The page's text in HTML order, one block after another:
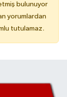
bulunuyor
yorumlardan
tutulamaz.